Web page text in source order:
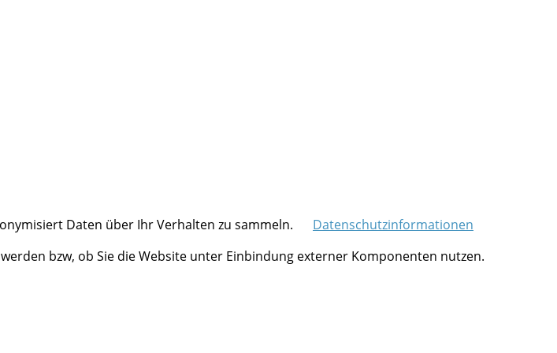
Daten über Ihr Verhalten zu sammeln.
Datenschutzinformationen
bzw, ob Sie die Website unter Einbindung externer Komponenten nutzen.